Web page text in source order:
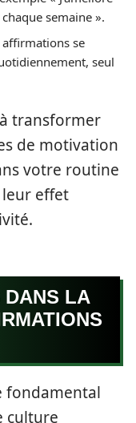
semaine ».
affirmations se
seul
transformer
de motivation
votre routine
effet
DANS LA
fondamental
culture